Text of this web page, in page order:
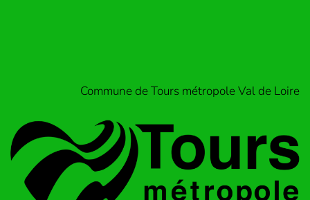
Commune de Tours métropole Val de Loire